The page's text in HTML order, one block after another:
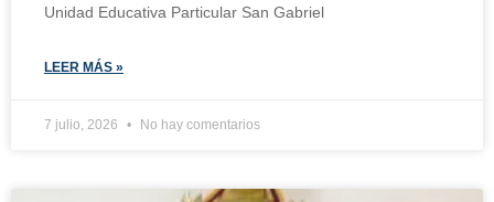
Unidad Educativa Particular San Gabriel
LEER MÁS »
7 julio, 2026 No hay comentarios